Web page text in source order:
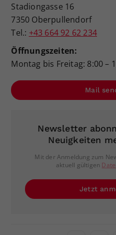
Stadiongasse 16
7350 Oberpullendorf
Tel.: +43 664 92 62 234
Öffnungszeiten:
Montag bis Freitag: 8:00 –
Mail
Newsletter
Neuigkeiten
Mit der Anmeldung zum
aktuell gültigen
Jetzt